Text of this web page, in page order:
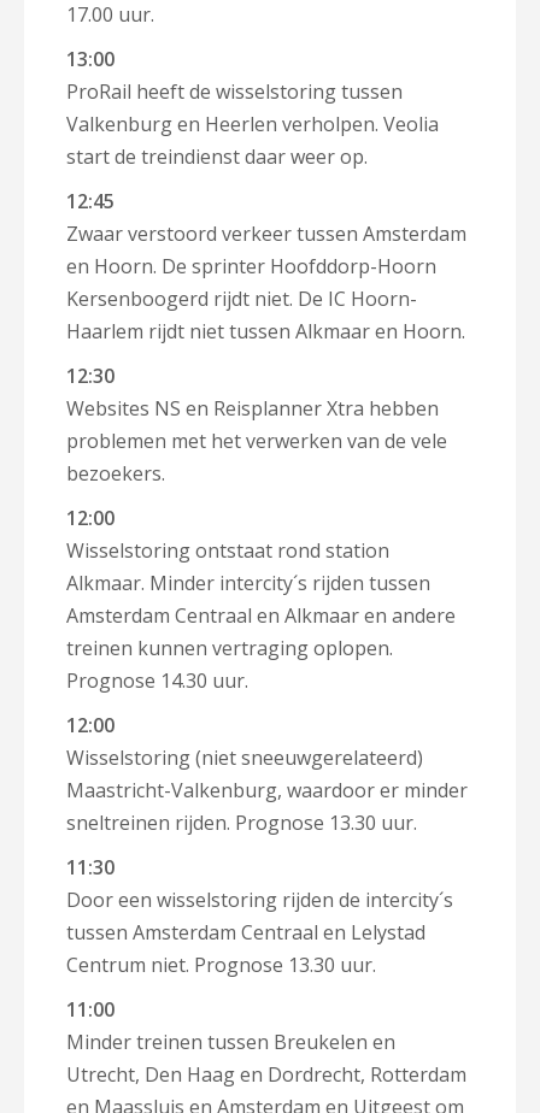
17.00 uur.
13:00
ProRail heeft de wisselstoring tussen
Valkenburg en Heerlen verholpen. Veolia
start de treindienst daar weer op.
12:45
Zwaar verstoord verkeer tussen Amsterdam
en Hoorn. De sprinter Hoofddorp-Hoorn
Kersenboogerd rijdt niet. De IC Hoorn-
Haarlem rijdt niet tussen Alkmaar en Hoorn.
12:30
Websites NS en Reisplanner Xtra hebben
problemen met het verwerken van de vele
bezoekers.
12:00
Wisselstoring ontstaat rond station
Alkmaar. Minder intercity´s rijden tussen
Amsterdam Centraal en Alkmaar en andere
treinen kunnen vertraging oplopen.
Prognose 14.30 uur.
12:00
Wisselstoring (niet sneeuwgerelateerd)
Maastricht-Valkenburg, waardoor er minder
sneltreinen rijden. Prognose 13.30 uur.
11:30
Door een wisselstoring rijden de intercity´s
tussen Amsterdam Centraal en Lelystad
Centrum niet. Prognose 13.30 uur.
11:00
Minder treinen tussen Breukelen en
Utrecht, Den Haag en Dordrecht, Rotterdam
en Maassluis en Amsterdam en Uitgeest om